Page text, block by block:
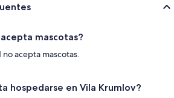
mascotas?
acepta mascotas.
hospedarse en Vila Krumlov?